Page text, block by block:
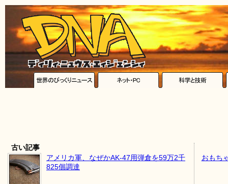
古い記事
アメリカ軍、なぜかAK-47用弾倉を59万2千
825個調達
おもち